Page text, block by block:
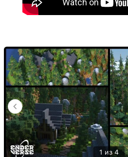
1 из 4